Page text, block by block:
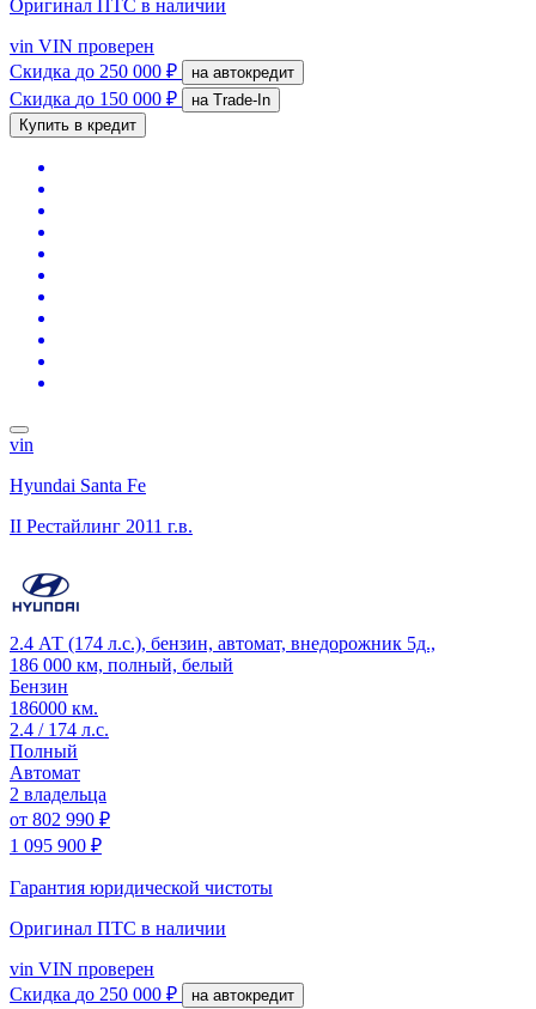
Оригинал ПТС в наличии
vin VIN проверен
Скидка до 250 000 ₽ на автокредит
Скидка до 150 000 ₽
на Trade-In
Купить в кредит
vin
Hyundai Santa Fe
II Рестайлинг 2011 г.в.
2.4 АТ (174 л.с.), бензин, автомат, внедорожник 5д.,
186 000 км, полный, белый
Бензин
186000 км.
2.4 / 174 л.с.
Полный
Автомат
2 владельца
от 802 990 ₽
1 095 900 ₽
Гарантия юридической чистоты
Оригинал ПТС в наличии
vin VIN проверен
Скидка до 250 000 ₽ на автокредит